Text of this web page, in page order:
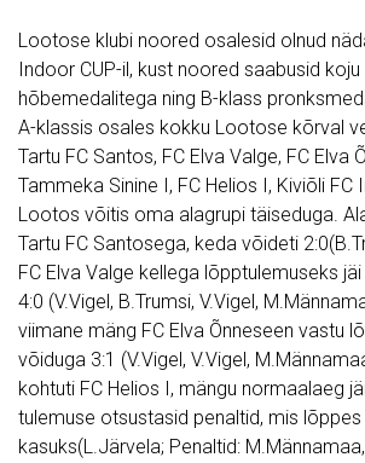
Lootose klubi noored osalesid olnud
Indoor CUP-il, kust noored saabusid koju
hõbemedalitega ning B-klass
A-klassis osales kokku Lootose kõrval
Tartu FC Santos, FC Elva Valge, FC Elva
Tammeka Sinine I, FC Helios I, Kiviõli FC
Lootos võitis oma alagrupi täiseduga.
Tartu FC Santosega, keda võideti
FC Elva Valge kellega lõpptulemuseks
4:0 (V.Vigel, B.Trumsi, V.Vigel,
viimane mäng FC Elva Õnneseen vastu
võiduga 3:1 (V.Vigel, V.Vigel,
kohtuti FC Helios I, mängu normaalaeg
tulemuse otsustasid penaltid, mis
kasuks(L.Järvela; Penaltid: